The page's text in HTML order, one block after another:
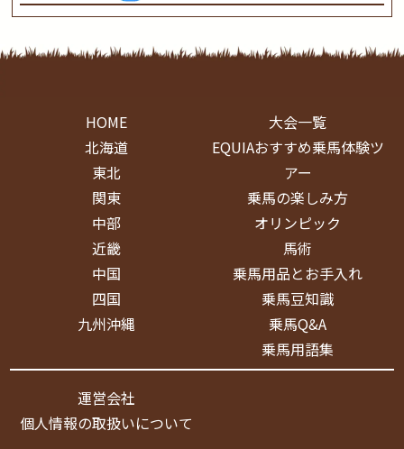
HOME
北海道
東北
関東
中部
近畿
中国
四国
九州沖縄
大会一覧
EQUIAおすすめ乗馬体験ツ
アー
乗馬の楽しみ方
オリンピック
馬術
乗馬用品とお手入れ
乗馬豆知識
乗馬Q&A
乗馬用語集
運営会社
個人情報の取扱いについて